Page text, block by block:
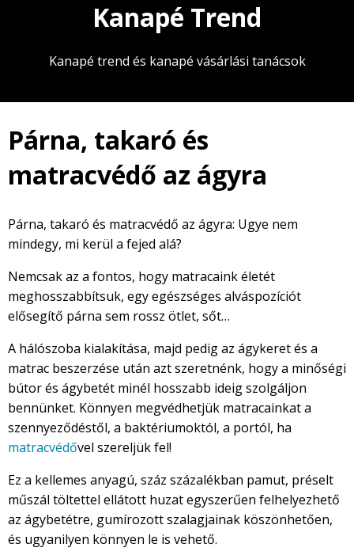
Kanapé Trend
Kanapé trend és kanapé vásárlási tanácsok
Párna, takaró és
matracvédő az ágyra
Párna, takaró és matracvédő az ágyra: Ugye nem
mindegy, mi kerül a fejed alá?
Nemcsak az a fontos, hogy matracaink életét
meghosszabbítsuk, egy egészséges alváspozíciót
elősegítő párna sem rossz ötlet, sőt…
A hálószoba kialakítása, majd pedig az ágykeret és a
matrac beszerzése után azt szeretnénk, hogy a minőségi
bútor és ágybetét minél hosszabb ideig szolgáljon
bennünket. Könnyen megvédhetjük matracainkat a
szennyeződéstől, a baktériumoktól, a portól, ha
matracvédővel szereljük fel!
Ez a kellemes anyagú, száz százalékban pamut, préselt
műszál töltettel ellátott huzat egyszerűen felhelyezhető
az ágybetétre, gumírozott szalagjainak köszönhetően,
és ugyanilyen könnyen le is vehető.